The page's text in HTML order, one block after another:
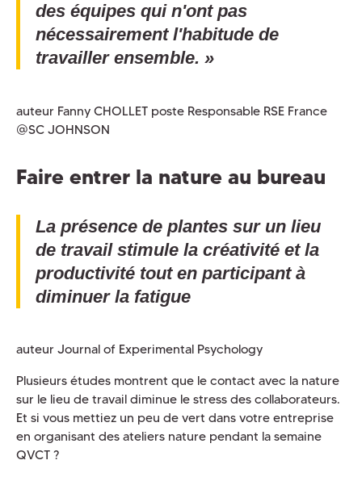
des équipes qui n'ont pas
nécessairement l'habitude de
travailler ensemble. »
auteur Fanny CHOLLET poste Responsable RSE France
@SC JOHNSON
Faire entrer la nature au bureau
La présence de plantes sur un lieu
de travail stimule la créativité et la
productivité tout en participant à
diminuer la fatigue
auteur Journal of Experimental Psychology
Plusieurs études montrent que le contact avec la nature
sur le lieu de travail diminue le stress des collaborateurs.
Et si vous mettiez un peu de vert dans votre entreprise
en organisant des ateliers nature pendant la semaine
QVCT ?